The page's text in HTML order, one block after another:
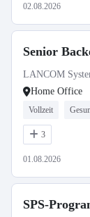
02.08.2026
Senior
LANCOM
Home Office
Vollzeit
3
01.08.2026
SPS-